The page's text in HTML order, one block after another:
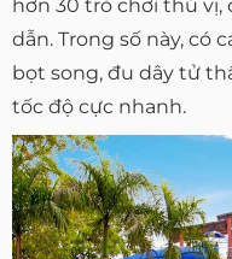
hơn 30 trò chơi thú vị,
dẫn. Trong số này, có
bọt song, đu dây tử
tốc độ cực nhanh.